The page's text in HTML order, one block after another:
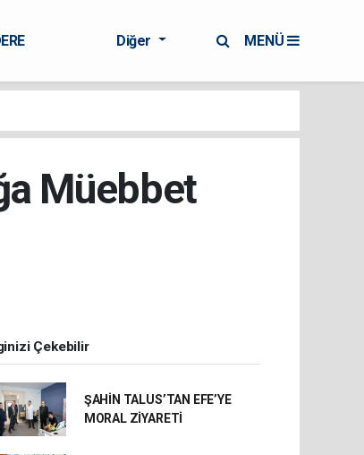
Diğer MENÜ
Müebbet
Çekebilir
ŞAHİN TALUS’TAN EFE’YE
MORAL ZİYARETİ